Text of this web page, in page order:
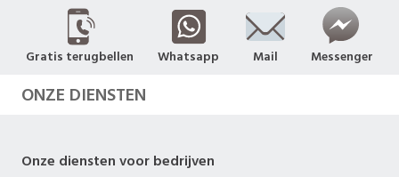
Gratis terugbellen Whatsapp Mail Messenger
ONZE DIENSTEN
Onze diensten voor bedrijven